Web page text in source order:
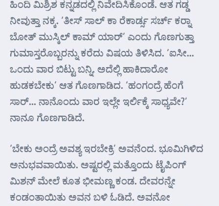
ಹಿಂದಿ ಮಿಶ್ರಿಶ ಕನ್ನಡದಲ್ಲಿ ನಿವೇದಿಸಿಕೊಂಡೆ. ಆತ ಗಡ್ಡ
ನೀವುತ್ತಾ ನಕ್ಕ. ‘ತೀಸ್ ಸಾಲ್ ಕಾ ರೆಕಾರ್ಡ್ಸ ಸರ್ಚ್ ಕರ್‍ನಾ
ಬೋತ್ ಮುಸ್ಕಿಲ್ ಕಾಮ್ ಯಾರ್’ ಎಂದು ಗೊಣಗುತ್ತಾ
ಗುಮಾಸ್ತರೊಬ್ಬರನ್ನು ಕರೆದು ವಿಷಯ ತಿಳಿಸಿದ. ‘ಐಸೀ…
ಒಂದು ವಾರ ಬಿಟ್ಟು ಬನ್ನಿ. ಅದೆಲ್ಲಿ ಹಾಕಿದಾರೋ
ಹುಡಕಬೇಕು’ ಆತ ಗೊಣಗಾಡಿದ. ‘ಹಂಗಂದ್ರೆ ಹೆಂಗೆ
ಸಾರ್… ನಾನೊಂದು ವಾರ ಇಲ್ಲೇ ಇರ್ಲಿಕ್ಕೆ ಸಾಧ್ಯವೇ?’
ನಾನೂ ಗೊಣಗಾಡಿದೆ.
‘ಬೇಕು ಅಂದ್ರೆ ಅವಶ್ಯ ಇರಬೇಕ್ರಿ’ ಅವನೆಂದ. ಭೂಮಿಗಿಳಿದ
ಅನುಭವವಾಯಿತು. ಅಷ್ಟರಲ್ಲಿ ಮತ್ತೊಂದು ಟೈಪಿಂಗ್
ಮಿಶನ್ ಮೇಲೆ ಕೂತ ಭೀಮಣ್ಣ ಕಂಡ. ದೇವರನ್ನೇ
ಕಂಡಂತಾಯಿತು ಅವನ ಬಳಿ ಓಡಿದೆ. ಅವನೋ